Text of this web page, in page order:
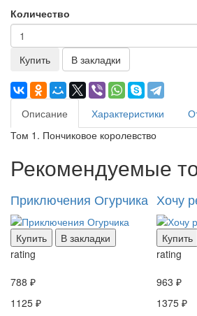
Количество
Купить В закладки
Описание Характеристики
Том 1. Пончиковое королевство
Рекомендуемые
Приключения Огурчика
Купить
В закладки
rating
788 ₽
1125 ₽
Хочу
Купить
rating
963 ₽
1375 ₽